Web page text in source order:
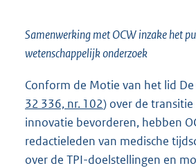
Samenwerking met OCW inzake het
wetenschappelijk onderzoek
Conform de Motie van het lid
32 336, nr. 102) over de
innovatie bevorderen, hebben
redactieleden van medische
over de TPI-doelstellingen en